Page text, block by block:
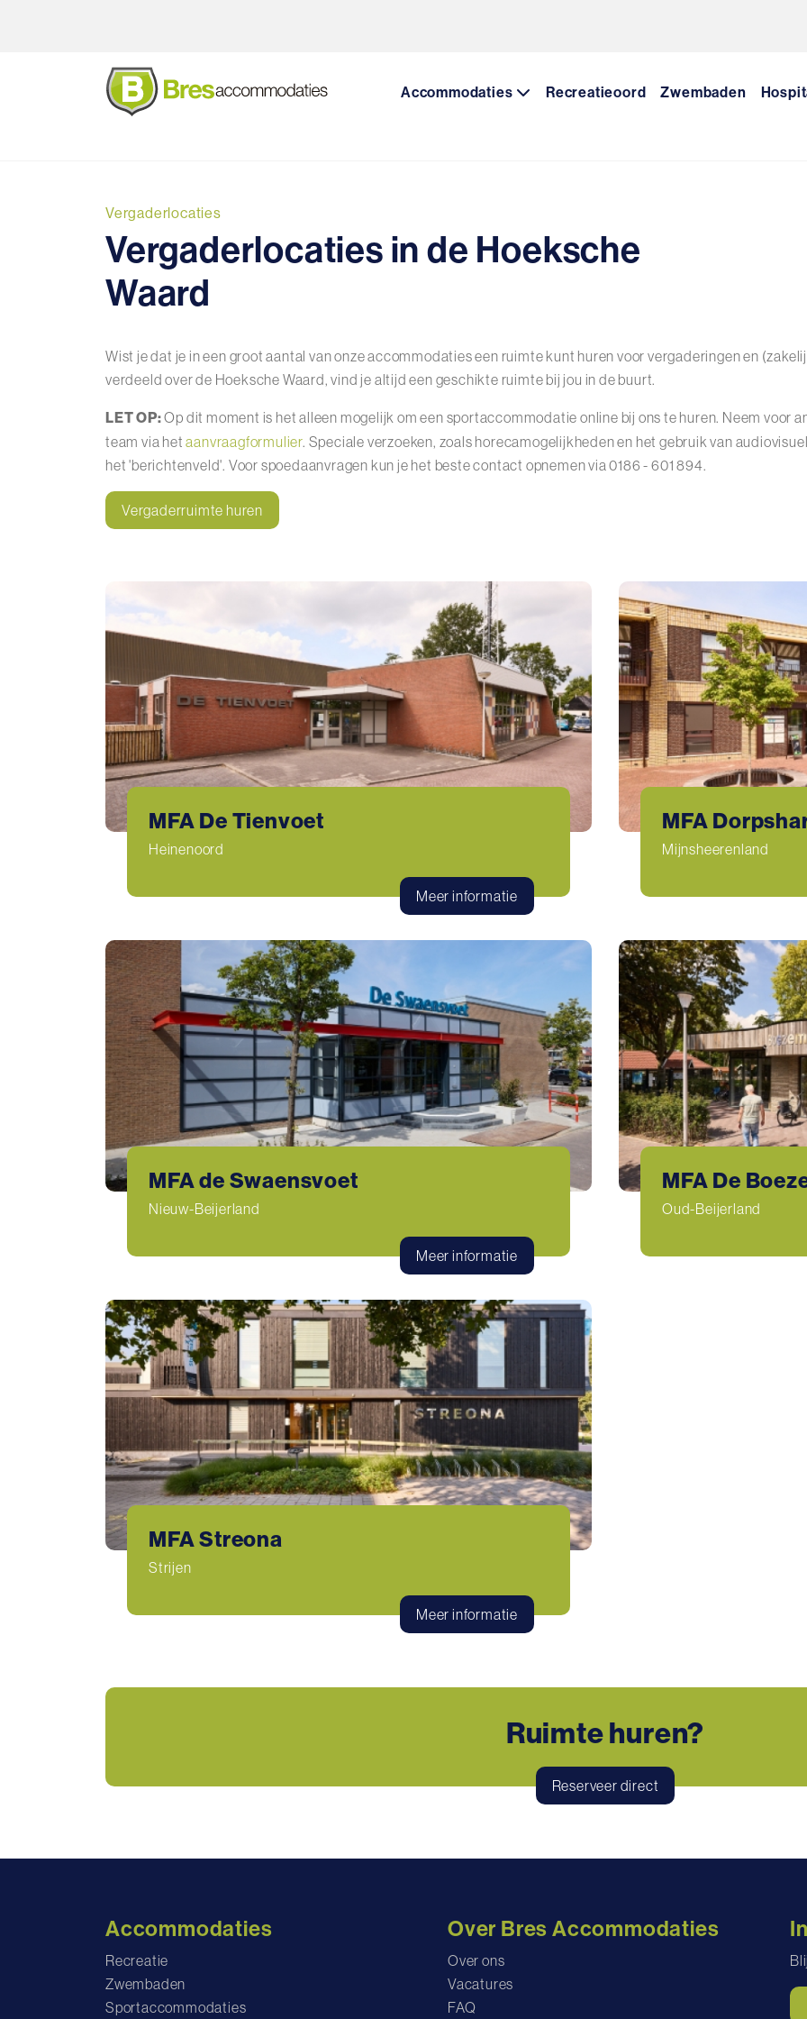
Accommodaties Recreatieoord Zwembaden
Vergaderlocaties
Vergaderlocaties in de Hoeksche
Waard
Wist je dat je in een groot aantal van onze accommodaties een ruimte kunt huren voor vergaderingen en
verdeeld over de Hoeksche Waard, vind je altijd een geschikte ruimte bij jou in de buurt.
LET OP:Op dit moment is het alleen mogelijk om een sportaccommodatie online bij ons te huren. Neem voor
team via hetaanvraagformulier. Speciale verzoeken, zoals horecamogelijkheden en het gebruik van
het 'berichtenveld'. Voor spoedaanvragen kun je het beste contact opnemen via 0186 - 601 894.
Vergaderruimte huren
MFA De Tienvoet
Heinenoord
Meer informatie
MFA
Mijnsheerenland
MFA de Swaensvoet
Nieuw-Beijerland
Meer informatie
MFA De
Oud-Beijerland
MFA Streona
Strijen
Meer informatie
Ruimte huren?
Reserveer direct
Accommodaties
Recreatie
Zwembaden
Sportaccommodaties
Over Bres Accommodaties
Over ons
Vacatures
FAQ